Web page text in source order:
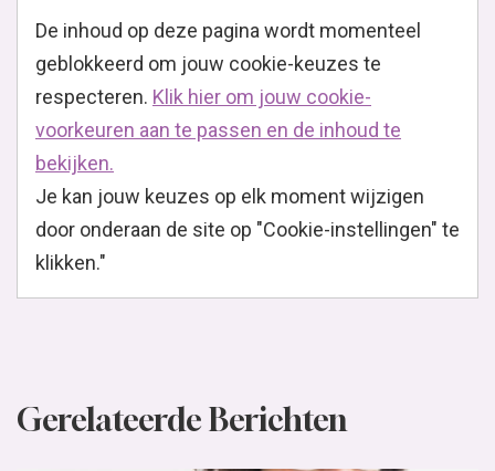
De inhoud op deze pagina wordt momenteel
geblokkeerd om jouw cookie-keuzes te
respecteren. Klik hier om jouw cookie-
voorkeuren aan te passen en de inhoud te
bekijken.
Je kan jouw keuzes op elk moment wijzigen
door onderaan de site op "Cookie-instellingen" te
klikken."
Gerelateerde Berichten